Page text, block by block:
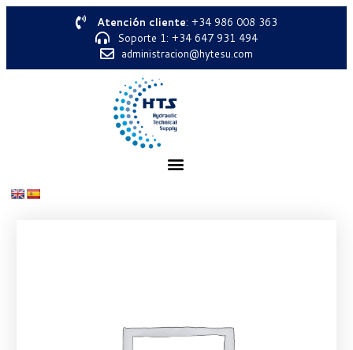
Atención cliente: +34 986 008 363
Soporte 1: +34 647 931 494
administracion@hytesu.com